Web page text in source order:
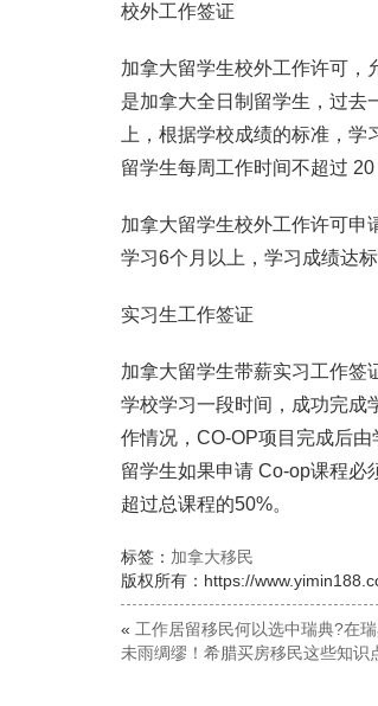
校外工作签证
加拿大留学生校外工作许可，
是加拿大全日制留学生，过去
上，根据学校成绩的标准，学
留学生每周工作时间不超过 20
加拿大留学生校外工作许可申
学习6个月以上，学习成绩达
实习生工作签证
加拿大留学生带薪实习工作签
学校学习一段时间，成功完成
作情况，CO-OP项目完成后由
留学生如果申请 Co-op课程必
超过总课程的50%。
标签： 加拿大移民
版权所有：https://
« 工作居留移民何以选中瑞典?在
未雨绸缪！希腊买房移民这些知识